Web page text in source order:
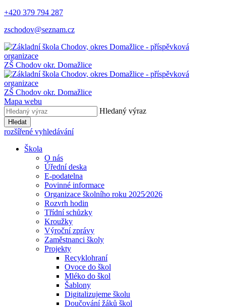
+420 379 794 287
zschodov@seznam.cz
ZŠ Chodov okr. Domažlice
ZŠ Chodov okr. Domažlice
Mapa webu
Hledaný výraz
Hledat
rozšířené vyhledávání
Škola
O nás
Úřední deska
E-podatelna
Povinné informace
Organizace školního roku 2025⁄2026
Rozvrh hodin
Třídní schůzky
Kroužky
Výroční zprávy
Zaměstnanci školy
Projekty
Recyklohraní
Ovoce do škol
Mléko do škol
Šablony
Digitalizujeme školu
Doučování žáků škol